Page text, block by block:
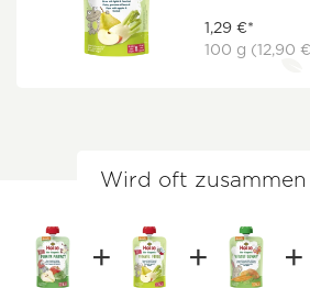
1,29 €*
100 g (12,90
Wird oft